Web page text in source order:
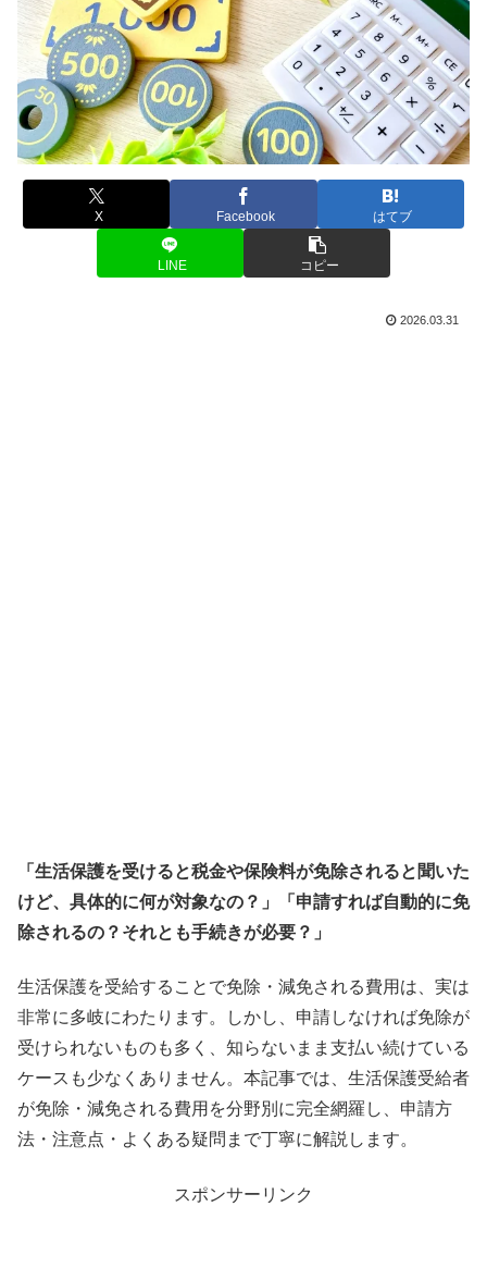
X Facebook はてブ
LINE コピー
2026.03.31
「生活保護を受けると税金や保険料が免除されると聞いた
けど、具体的に何が対象なの？」「申請すれば自動的に免
除されるの？それとも手続きが必要？」
生活保護を受給することで免除・減免される費用は、実は
非常に多岐にわたります。しかし、申請しなければ免除が
受けられないものも多く、知らないまま支払い続けている
ケースも少なくありません。本記事では、生活保護受給者
が免除・減免される費用を分野別に完全網羅し、申請方
法・注意点・よくある疑問まで丁寧に解説します。
スポンサーリンク